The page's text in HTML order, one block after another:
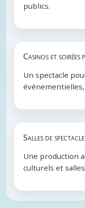
publics.
Casinos et soirées
Un spectacle
Salles de spectacle
Une production
culturels et